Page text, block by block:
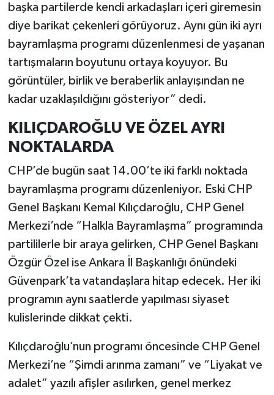
başka partilerde kendi arkadaşları içeri giremesin
diye barikat çekenleri görüyoruz. Aynı gün iki ayrı
bayramlaşma programı düzenlenmesi de yaşanan
tartışmaların boyutunu ortaya koyuyor. Bu
görüntüler, birlik ve beraberlik anlayışından ne
kadar uzaklaşıldığını gösteriyor” dedi.
KILIÇDAROĞLU VE ÖZEL AYRI
NOKTALARDA
CHP’de bugün saat 14.00’te iki farklı noktada
bayramlaşma programı düzenleniyor. Eski CHP
Genel Başkanı Kemal Kılıçdaroğlu, CHP Genel
Merkezi’nde “Halkla Bayramlaşma” programında
partililerle bir araya gelirken, CHP Genel Başkanı
Özgür Özel ise Ankara İl Başkanlığı önündeki
Güvenpark’ta vatandaşlara hitap edecek. Her iki
programın aynı saatlerde yapılması siyaset
kulislerinde dikkat çekti.
Kılıçdaroğlu’nun programı öncesinde CHP Genel
Merkezi’ne “Şimdi arınma zamanı” ve “Liyakat ve
adalet” yazılı afişler asılırken, genel merkez